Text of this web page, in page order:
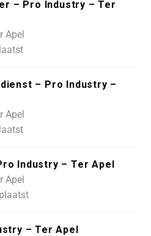
– Pro Industry – Ter
Apel
– Pro Industry –
Apel
Industry – Ter Apel
Apel
– Ter Apel